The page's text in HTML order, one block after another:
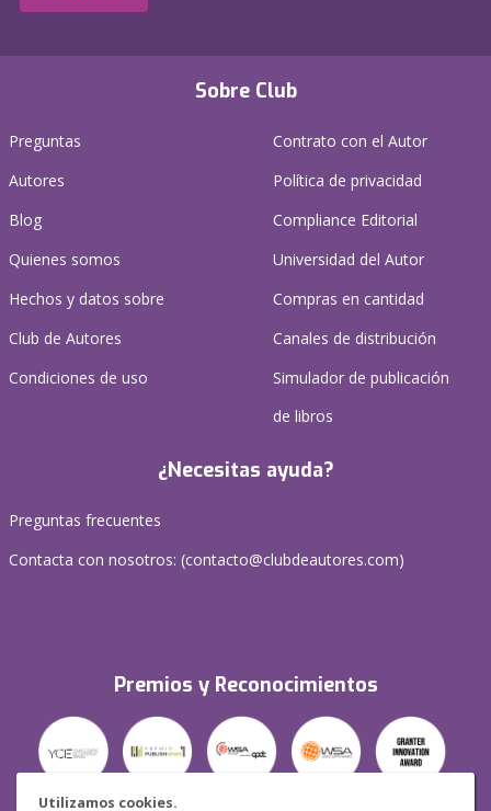
Utilizamos cookies.
Sobre Club
Preguntas
Autores
Blog
Quienes somos
Hechos y datos sobre
Club de Autores
Condiciones de uso
Contrato con el Autor
Política de privacidad
Compliance Editorial
Universidad del Autor
Compras en cantidad
Canales de distribución
Simulador de publicación
de libros
¿Necesitas ayuda?
Preguntas frecuentes
Contacta con nosotros: (contacto@clubdeautores.com)
Premios y Reconocimientos